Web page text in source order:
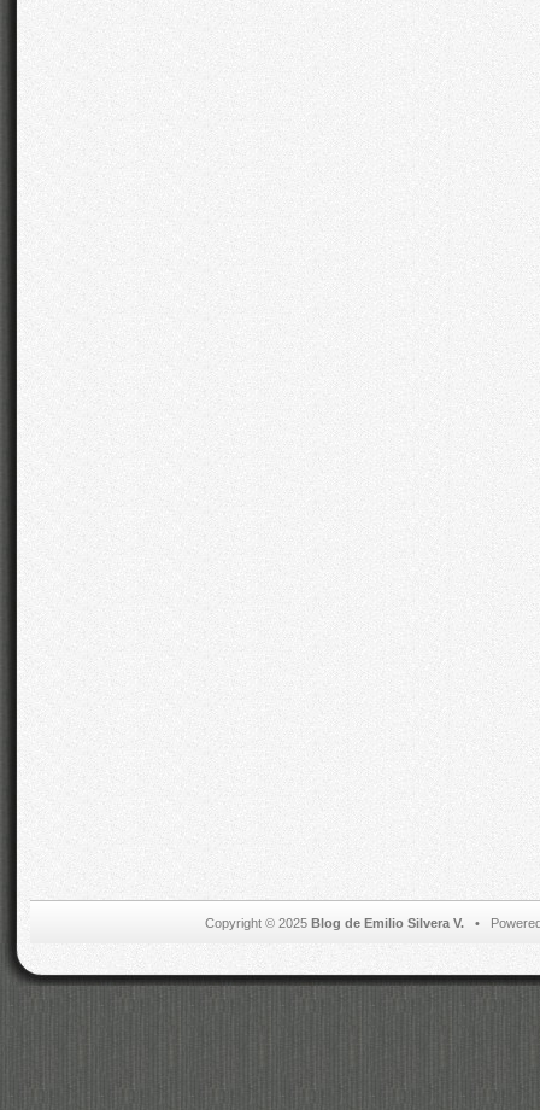
Copyright © 2025 Blog de Emilio Silvera V.•